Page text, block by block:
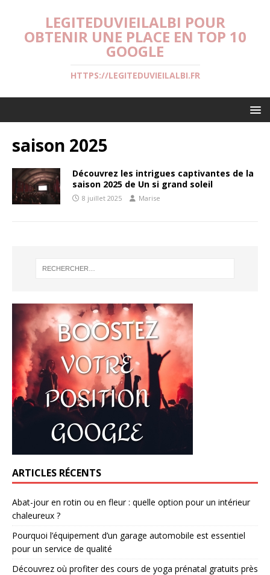
LEGITEDUVIEILALBI POUR
OBTENIR UNE PLACE EN TOP 10
GOOGLE
HTTPS://LEGITEDUVIEILALBI.FR
saison 2025
Découvrez les intrigues captivantes de la
saison 2025 de Un si grand soleil
8 juillet 2025 Marise
ARTICLES RÉCENTS
Abat-jour en rotin ou en fleur : quelle option pour un intérieur
chaleureux ?
Pourquoi l’équipement d’un garage automobile est essentiel
pour un service de qualité
Découvrez où profiter des cours de yoga prénatal gratuits près